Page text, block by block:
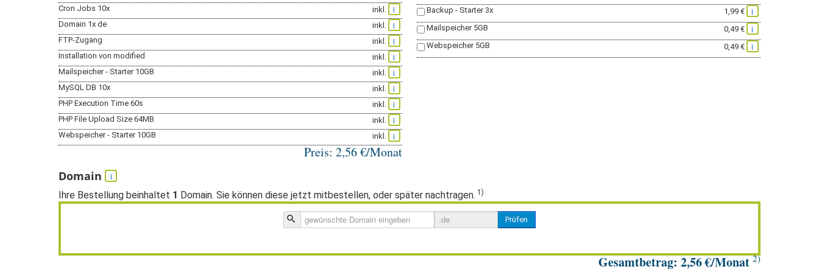
Cron Jobs 10x inkl. i
Domain 1x de inkl. i
FTP-Zugang inkl. i
Installation von modified inkl. i
Mailspeicher - Starter 10GB inkl. i
MySQL DB 10x inkl. i
PHP Execution Time 60s inkl. i
PHP File Upload Size 64MB inkl. i
Webspeicher - Starter 10GB inkl. i
Preis: 2,56€/Monat
Backup - Starter 3x 1,99 € i
Mailspeicher 5GB 0,49 € i
Webspeicher 5GB 0,49 € i
Domain
i
Ihre Bestellung beinhaltet 1 Domain. Sie können diese jetzt mitbestellen, oder später nachtragen. 1)
Prüfen
Gesamtbetrag:2,56€/Monat2)